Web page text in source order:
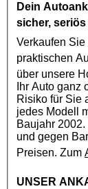
Dein
sicher,
Verkaufen
praktischen
über unsere
Ihr Auto ganz
Risiko für Sie
jedes Modell
Baujahr
und gegen
Preisen. Zum
UNSER